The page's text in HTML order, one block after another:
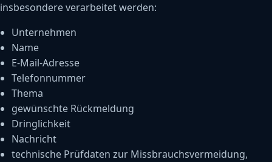
insbesondere verarbeitet werden:
Unternehmen
Name
E-Mail-Adresse
Telefonnummer
Thema
gewünschte Rückmeldung
Dringlichkeit
Nachricht
technische Prüfdaten zur Missbrauchsvermeidung,